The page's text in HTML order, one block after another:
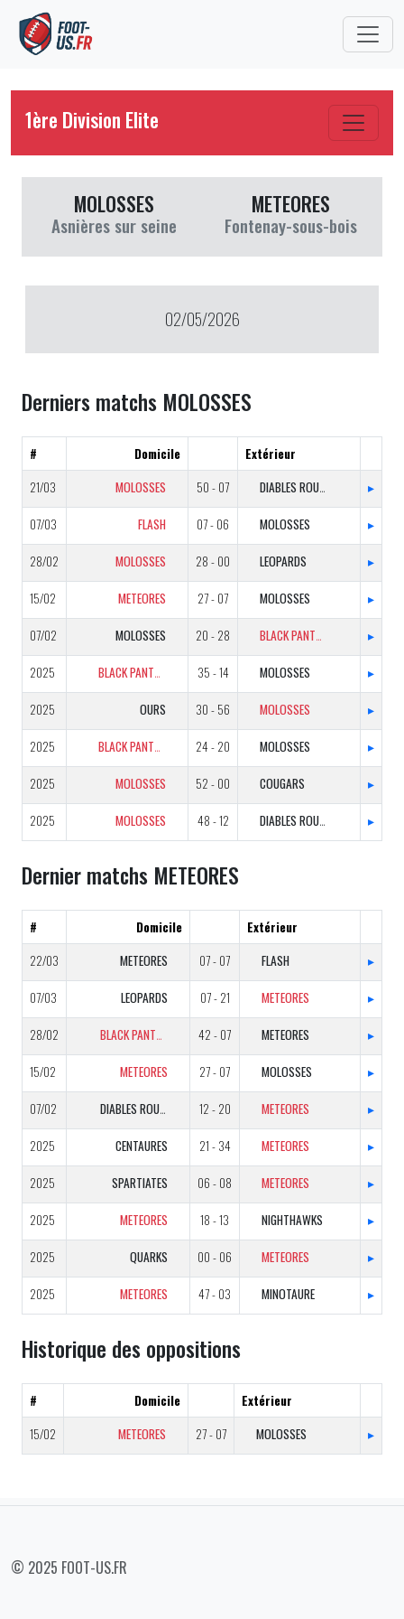
1ère Division Elite
MOLOSSES
Asnières sur seine
METEORES
Fontenay-sous-bois
02/05/2026
Derniers matchs MOLOSSES
# Domicile
Extérieur
21/03
MOLOSSES 50 - 07 DIABLES ROUGES ▸
07/03 FLASH 07 - 06 MOLOSSES ▸
28/02 MOLOSSES 28 - 00 LEOPARDS ▸
15/02 METEORES 27 - 07 MOLOSSES ▸
07/02 MOLOSSES 20 - 28 BLACK PANTHERS ▸
2025 BLACK PANTHERS 35 - 14 MOLOSSES ▸
2025 OURS 30 - 56 MOLOSSES ▸
2025 BLACK PANTHERS 24 - 20 MOLOSSES ▸
2025 MOLOSSES 52 - 00 COUGARS ▸
2025 MOLOSSES 48 - 12 DIABLES ROUGES ▸
Dernier matchs METEORES
# Domicile
Extérieur
22/03
METEORES 07 - 07 FLASH ▸
07/03 LEOPARDS 07 - 21 METEORES ▸
28/02 BLACK PANTHERS 42 - 07 METEORES ▸
15/02 METEORES 27 - 07 MOLOSSES ▸
07/02 DIABLES ROUGES 12 - 20 METEORES ▸
2025 CENTAURES 21 - 34 METEORES ▸
2025 SPARTIATES 06 - 08 METEORES ▸
2025 METEORES 18 - 13 NIGHTHAWKS ▸
2025 QUARKS 00 - 06 METEORES ▸
2025 METEORES 47 - 03 MINOTAURE ▸
Historique des oppositions
# Domicile
Extérieur
15/02
METEORES 27 - 07 MOLOSSES ▸
© 2025 FOOT-US.FR